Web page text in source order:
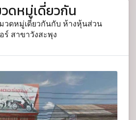
ดหมู่เดี่ยวกัน
วดหมู่เดี่ยวกันกับ ห้างหุ้นส่วน
ร์ สาขาวังสะพุง